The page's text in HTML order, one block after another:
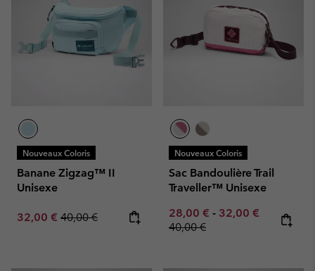
Nouveaux Coloris
Banane Zigzag™ II
Unisexe
Sale price:
32,00 € Regular price:
40,00 €
Nouveaux Coloris
Sac Bandoulière Trail
Traveller™ Unisexe
Minimum sale price:
28,00 € - Maximum sale
32,00 € Regular
40,00 €